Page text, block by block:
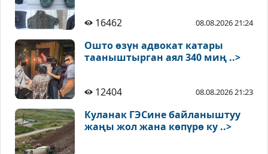
16462 08.08.2026 21:24
Ошто өзүн адвокат катары
тааныштырган аял 340 миң ..>
12404 08.08.2026 21:23
Куланак ГЭСине байланыштуу
жаңы жол жана көпүрө ку ..>